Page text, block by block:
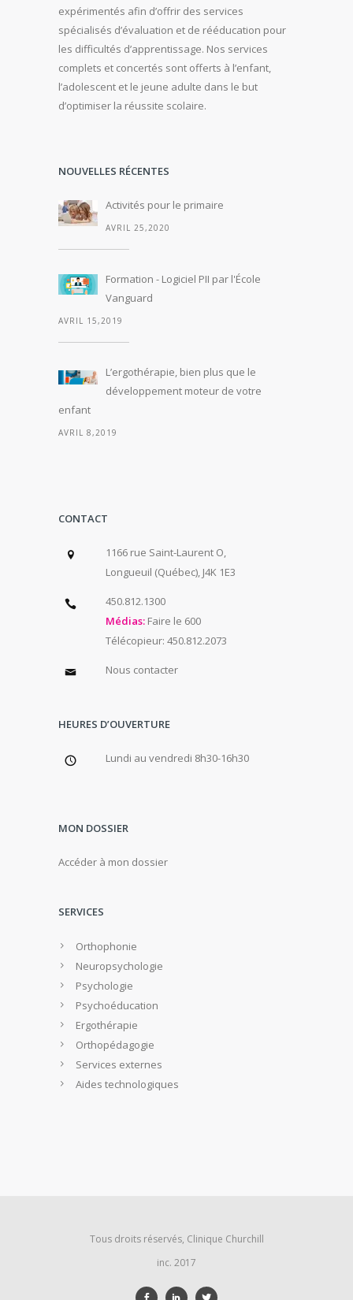
expérimentés afin d’offrir des services
spécialisés d’évaluation et de rééducation pour
les difficultés d’apprentissage. Nos services
complets et concertés sont offerts à l’enfant,
l’adolescent et le jeune adulte dans le but
d’optimiser la réussite scolaire.
NOUVELLES RÉCENTES
Activités pour le primaire
AVRIL 25,2020
Formation - Logiciel PII par l'École
Vanguard
AVRIL 15,2019
L’ergothérapie, bien plus que le
développement moteur de votre
enfant
AVRIL 8,2019
CONTACT
1166 rue Saint-Laurent O,
Longueuil (Québec), J4K 1E3
450.812.1300
Médias: Faire le 600
Télécopieur: 450.812.2073
Nous contacter
HEURES D’OUVERTURE
Lundi au vendredi 8h30-16h30
MON DOSSIER
Accéder à mon dossier
SERVICES
Orthophonie
Neuropsychologie
Psychologie
Psychoéducation
Ergothérapie
Orthopédagogie
Services externes
Aides technologiques
Tous droits réservés, Clinique Churchill
inc. 2017